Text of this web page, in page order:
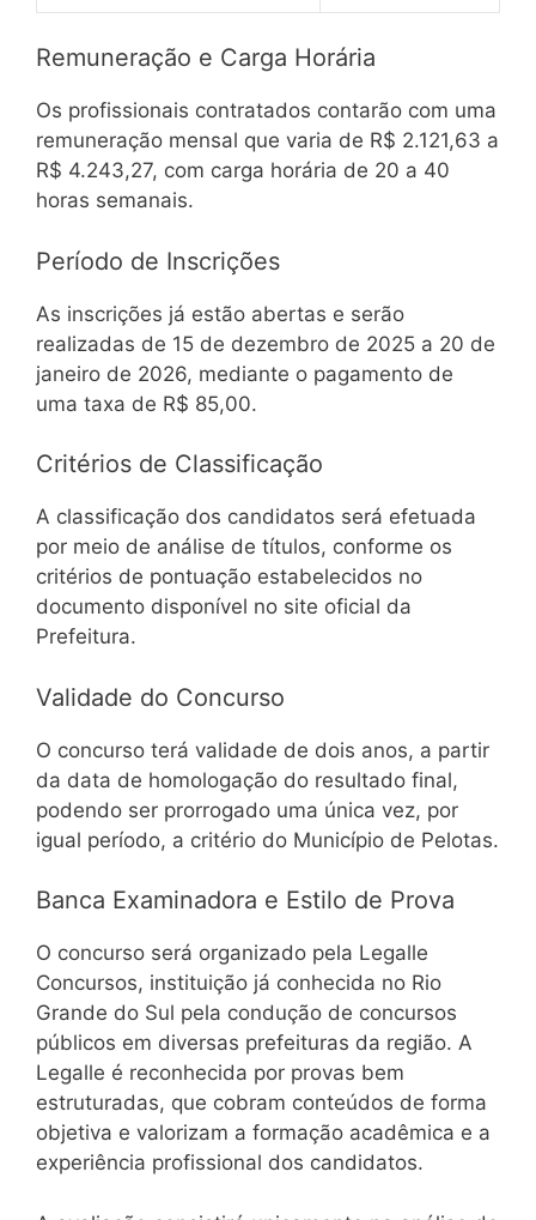
Remuneração e Carga Horária
Os profissionais contratados contarão com uma
remuneração mensal que varia de R$ 2.121,63 a
R$ 4.243,27, com carga horária de 20 a 40
horas semanais.
Período de Inscrições
As inscrições já estão abertas e serão
realizadas de 15 de dezembro de 2025 a 20 de
janeiro de 2026, mediante o pagamento de
uma taxa de R$ 85,00.
Critérios de Classificação
A classificação dos candidatos será efetuada
por meio de análise de títulos, conforme os
critérios de pontuação estabelecidos no
documento disponível no site oficial da
Prefeitura.
Validade do Concurso
O concurso terá validade de dois anos, a partir
da data de homologação do resultado final,
podendo ser prorrogado uma única vez, por
igual período, a critério do Município de Pelotas.
Banca Examinadora e Estilo de Prova
O concurso será organizado pela Legalle
Concursos, instituição já conhecida no Rio
Grande do Sul pela condução de concursos
públicos em diversas prefeituras da região. A
Legalle é reconhecida por provas bem
estruturadas, que cobram conteúdos de forma
objetiva e valorizam a formação acadêmica e a
experiência profissional dos candidatos.